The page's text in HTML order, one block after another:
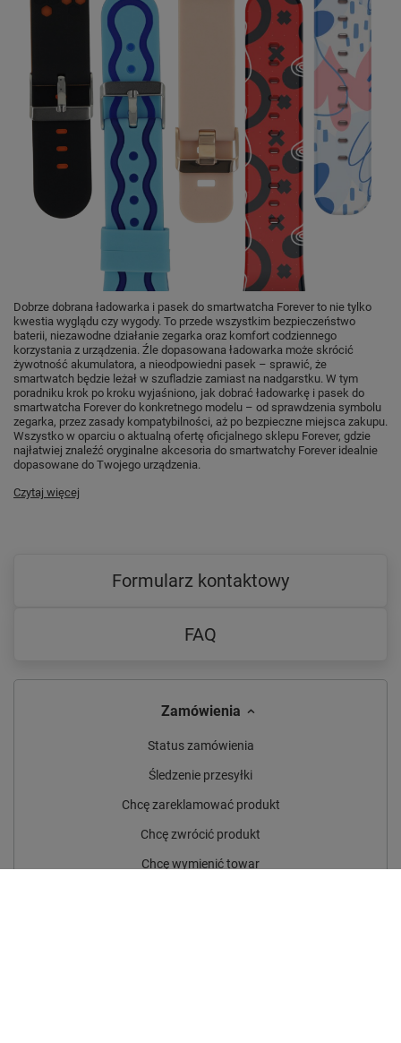
Dobrze dobrana ładowarka i pasek do smartwatcha Forever to nie tylko
kwestia wyglądu czy wygody. To przede wszystkim bezpieczeństwo
baterii, niezawodne działanie zegarka oraz komfort codziennego
korzystania z urządzenia. Źle dopasowana ładowarka może skrócić
żywotność akumulatora, a nieodpowiedni pasek – sprawić, że
smartwatch będzie leżał w szufladzie zamiast na nadgarstku. W tym
poradniku krok po kroku wyjaśniono, jak dobrać ładowarkę i pasek do
smartwatcha Forever do konkretnego modelu – od sprawdzenia symbolu
zegarka, przez zasady kompatybilności, aż po bezpieczne miejsca zakupu.
Wszystko w oparciu o aktualną ofertę oficjalnego sklepu Forever, gdzie
najłatwiej znaleźć oryginalne akcesoria do smartwatchy Forever idealnie
dopasowane do Twojego urządzenia.
Czytaj więcej
Formularz kontaktowy
FAQ
Zamówienia
Status zamówienia
Śledzenie przesyłki
Chcę zareklamować produkt
Chcę zwrócić produkt
Chcę wymienić towar